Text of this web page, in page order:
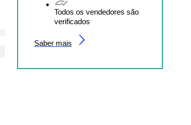
Todos os vendedores são
verificados
Saber mais